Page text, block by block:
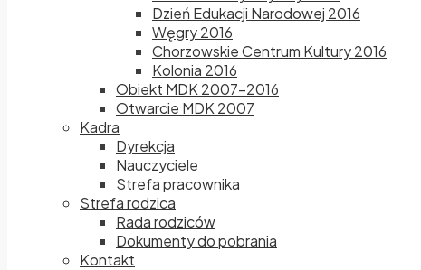
Dzień Edukacji Narodowej 2016
Węgry 2016
Chorzowskie Centrum Kultury 2016
Kolonia 2016
Obiekt MDK 2007-2016
Otwarcie MDK 2007
Kadra
Dyrekcja
Nauczyciele
Strefa pracownika
Strefa rodzica
Rada rodziców
Dokumenty do pobrania
Kontakt